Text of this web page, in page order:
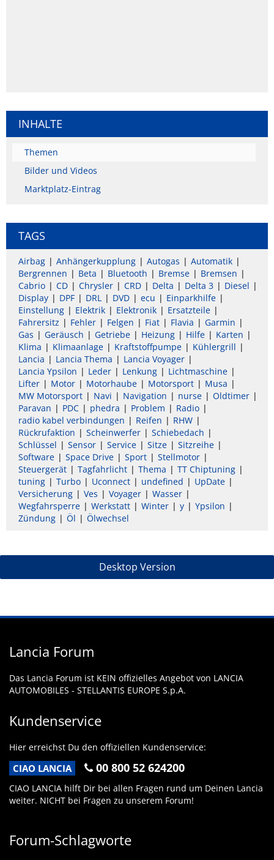
INHALTE
Themen
Bilder und Videos
Marktplatz-Eintrag
TAGS
Airbag Anhängerkupplung Autogas
Automatik
Bergrennen
Beta Bluetooth Bremse
Bremsen
Cabrio
CD Chrysler CRD Delta Delta 3
Diesel
Display
DPF DRL DVD ecu
Einparkhilfe
Einstellung
Elektrik Elektronik
Ersatzteile
Fahrersitz
Fehler Felgen Fiat Flavia
Garmin
Gas
Geräusch Getriebe Heizung Hilfe
Karten
Klima
Klimaanlage Kraftstoffpumpe
Kühlergrill
Lancia
Lancia Thema
Lancia Voyager
Lancia Ypsilon
Leder Lenkung
Lichtmaschine
Lifter
Motor Motorhaube Motorsport
Musa
MW Motorsport
Navi Navigation nurse
Oldtimer
Paravan
PDC phedra Problem
Radio
radio kabel verbindungen
Reifen
RHW
Rückrufaktion
Scheinwerfer
Schiebedach
Schlüssel
Sensor Service Sitze
Sitzreihe
Software
Space Drive Sport
Stellmotor
Steuergerät
Tagfahrlicht Thema
TT Chiptuning
tuning
Turbo Uconnect undefined
UpDate
Versicherung
Ves Voyager
Wasser
Wegfahrsperre
Werkstatt Winter y
Ypsilon
Zündung
Öl Ölwechsel
Desktop Version
Lancia Forum
Das Lancia Forum ist KEIN offizielles Angebot von LANCIA
AUTOMOBILES - STELLANTIS EUROPE S.p.A.
Kundenservice
Hier erreichst Du den offiziellen Kundenservice:
CIAO LANCIA 00 800 52 624200
CIAO LANCIA hilft Dir bei allen Fragen rund um Deinen Lancia
weiter. NICHT bei Fragen zu unserem Forum!
Forum-Schlagworte